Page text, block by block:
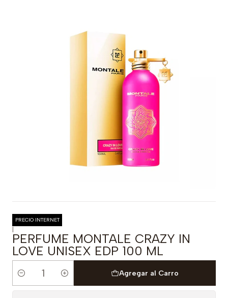
PRECIO INTERNET
|
PERFUME MONTALE CRAZY IN
LOVE UNISEX EDP 100 ML
Cantidad
Agregar al Carro